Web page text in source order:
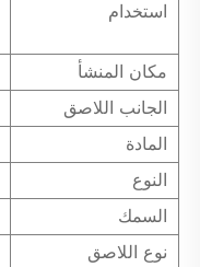
استخدام
مكان المنشأ
الجانب اللاصق
المادة
النوع
السمك
نوع اللاصق